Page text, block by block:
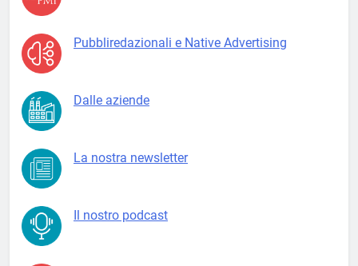
Pubbliredazionali e Native Advertising
Dalle aziende
La nostra newsletter
Il nostro podcast